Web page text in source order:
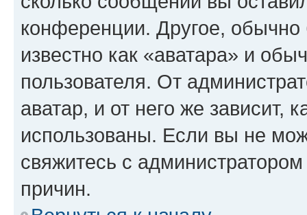
конференции. Другое,
известно как «аватара» и
пользователя. От
аватар, и от него же зависит,
использованы. Если вы не
свяжитесь с
причин.